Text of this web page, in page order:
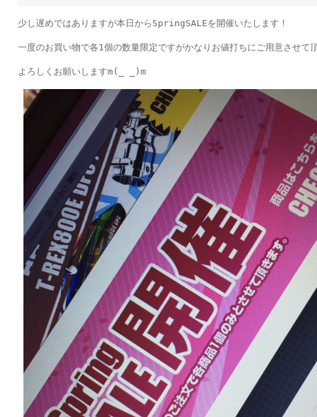
少し遅めではありますが本日からSpringSALEを開催いたします！
一度のお買い物で各1個の数量限定ですがかなりお値打ちにご用意させて
よろしくお願いしますm(_ _)m